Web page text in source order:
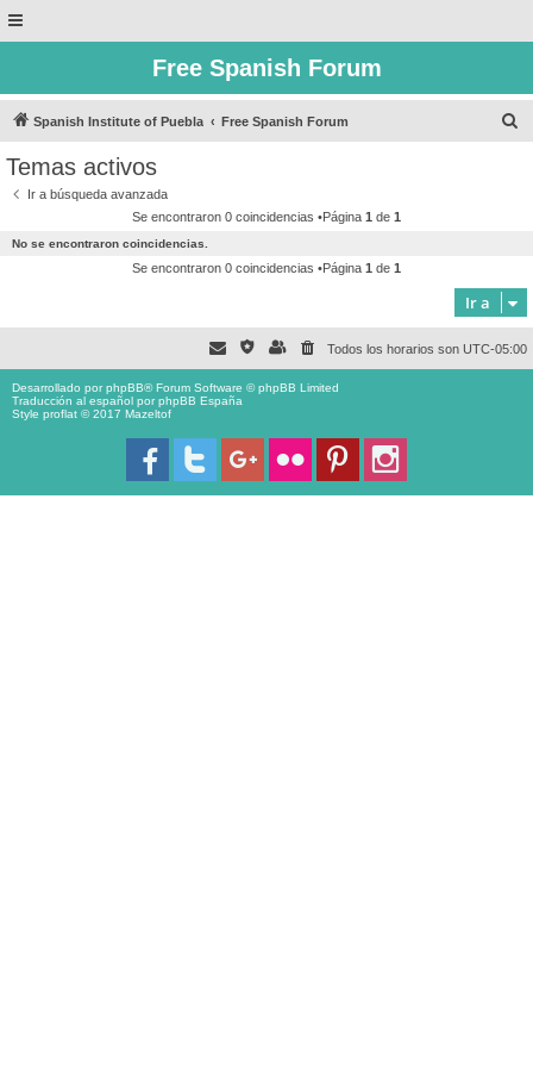
Free Spanish Forum
Spanish Institute of Puebla Free Spanish Forum
Temas activos
Ir a búsqueda avanzada
Se encontraron 0 coincidencias •Página 1 de 1
No se encontraron coincidencias.
Se encontraron 0 coincidencias •Página 1 de 1
Ir a
Todos los horarios son UTC-05:00
Desarrollado porphpBB® Forum Software © phpBB Limited
Traducción al español porphpBB España
Style proflat © 2017 Mazeltof